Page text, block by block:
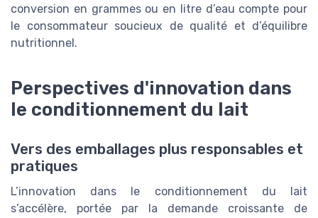
conversion en grammes ou en litre d’eau compte pour
le consommateur soucieux de qualité et d’équilibre
nutritionnel.
Perspectives d'innovation dans
le conditionnement du lait
Vers des emballages plus responsables et
pratiques
L’innovation dans le conditionnement du lait
s’accélère, portée par la demande croissante de